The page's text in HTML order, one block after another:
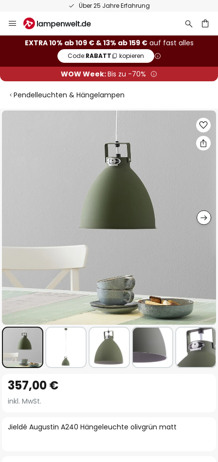
50 Tage kostenlose Retoure
Inhalt
springen
EXTRA 10% ab 109 € & 13% ab 159 €auf fast alles
Code:RABATT kopieren
WOW Week:Bis zu -70%
Pendelleuchten & Hängelampen
Zum
Anfang
der
springen
Jieldé Augustin A240 Hängeleuchte olivgrün matt
357,00 €
inkl. MwSt.